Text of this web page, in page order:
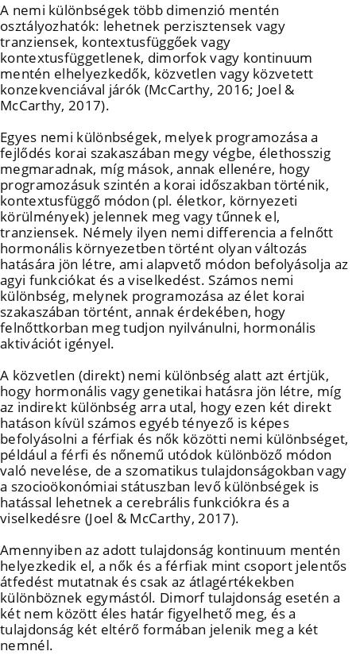
A nemi különbségek több dimenzió mentén
osztályozhatók: lehetnek perzisztensek vagy
tranziensek, kontextusfüggőek vagy
kontextusfüggetlenek, dimorfok vagy kontinuum
mentén elhelyezkedők, közvetlen vagy közvetett
konzekvenciával járók (McCarthy, 2016; Joel &
McCarthy, 2017).
Egyes nemi különbségek, melyek programozása a
fejlődés korai szakaszában megy végbe, élethosszig
megmaradnak, míg mások, annak ellenére, hogy
programozásuk szintén a korai időszakban történik,
kontextusfüggő módon (pl. életkor, környezeti
körülmények) jelennek meg vagy tűnnek el,
tranziensek. Némely ilyen nemi differencia a felnőtt
hormonális környezetben történt olyan változás
hatására jön létre, ami alapvető módon befolyásolja az
agyi funkciókat és a viselkedést. Számos nemi
különbség, melynek programozása az élet korai
szakaszában történt, annak érdekében, hogy
felnőttkorban meg tudjon nyilvánulni, hormonális
aktivációt igényel.
A közvetlen (direkt) nemi különbség alatt azt értjük,
hogy hormonális vagy genetikai hatásra jön létre, míg
az indirekt különbség arra utal, hogy ezen két direkt
hatáson kívül számos egyéb tényező is képes
befolyásolni a férfiak és nők közötti nemi különbséget,
például a férfi és nőnemű utódok különböző módon
való nevelése, de a szomatikus tulajdonságokban vagy
a szocioökonómiai státuszban levő különbségek is
hatással lehetnek a cerebrális funkciókra és a
viselkedésre (Joel & McCarthy, 2017).
Amennyiben az adott tulajdonság kontinuum mentén
helyezkedik el, a nők és a férfiak mint csoport jelentős
átfedést mutatnak és csak az átlagértékekben
különböznek egymástól. Dimorf tulajdonság esetén a
két nem között éles határ figyelhető meg, és a
tulajdonság két eltérő formában jelenik meg a két
nemnél.